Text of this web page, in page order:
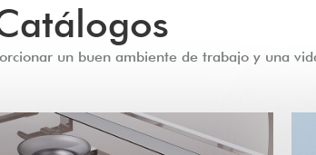
un buen ambiente de trabajo y una